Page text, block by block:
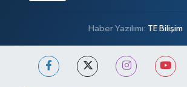
Haber Yazılımı: TE Bilişim